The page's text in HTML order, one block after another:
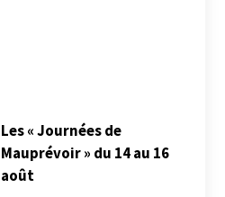
Les « Journées de
Mauprévoir » du 14 au 16
août